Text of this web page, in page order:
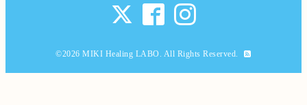
©2026MIKI Healing LABO. All Rights Reserved.